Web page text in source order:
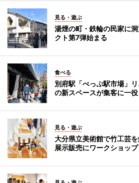
見る・遊ぶ
湯煙の町・鉄輪の民家に
クト第7弾始まる
食べる
別府駅「べっぷ駅市場」
の新スペースが集客に一役
見る・遊ぶ
大分県立美術館で竹工芸
展示販売にワークショップ